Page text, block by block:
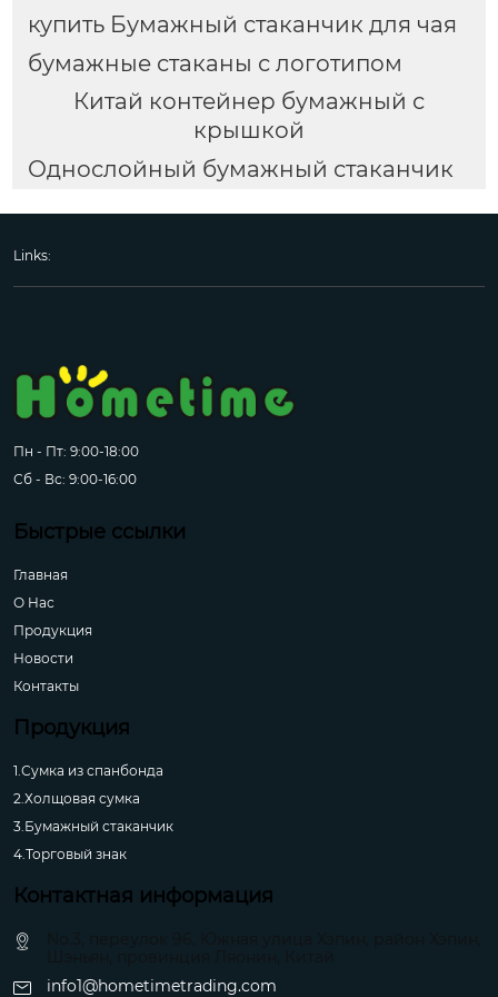
купить Бумажный стаканчик для чая
бумажные стаканы с логотипом
Китай контейнер бумажный с
крышкой
Однослойный бумажный стаканчик
Links:
Пн - Пт: 9:00-18:00
Сб - Вс: 9:00-16:00
Быстрые ссылки
Главная
О Hас
Продукция
Новости
Контакты
Продукция
1.Сумка из спанбонда
2.Холщовая сумка
3.Бумажный стаканчик
4.Торговый знак
Контактная информация
info1@hometimetrading.com